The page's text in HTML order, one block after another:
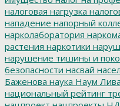
налоговая нагрузка
нападение напорный
нарколаборатория
растения наркотики
нарушение тишины и
безопасности насвай
Баженова наука Наум
национальный рейтинг